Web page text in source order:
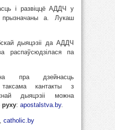
і развіццё АДДЧ у
прызначаны а. Лукаш
дыяцэзіі да АДДЧ
распаўсюдзілася па
пра дзейнасць
кантакты з
дыяцэзіі можна
руху: apostalstva.by.
, catholic.by